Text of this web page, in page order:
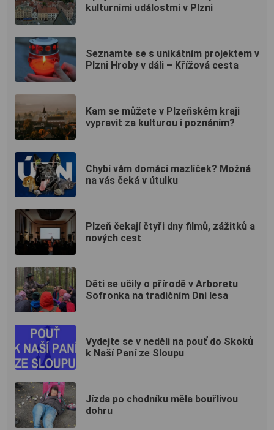
kulturními událostmi v Plzni
Seznamte se s unikátním projektem v
Plzni Hroby v dáli – Křížová cesta
Kam se můžete v Plzeňském kraji
vypravit za kulturou i poznáním?
Chybí vám domácí mazlíček? Možná
na vás čeká v útulku
Plzeň čekají čtyři dny filmů, zážitků a
nových cest
Děti se učily o přírodě v Arboretu
Sofronka na tradičním Dni lesa
Vydejte se v neděli na pouť do Skoků
k Naší Paní ze Sloupu
Jízda po chodníku měla bouřlivou
dohru